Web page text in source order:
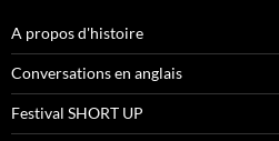
A propos d'histoire
Conversations en anglais
Festival SHORT UP